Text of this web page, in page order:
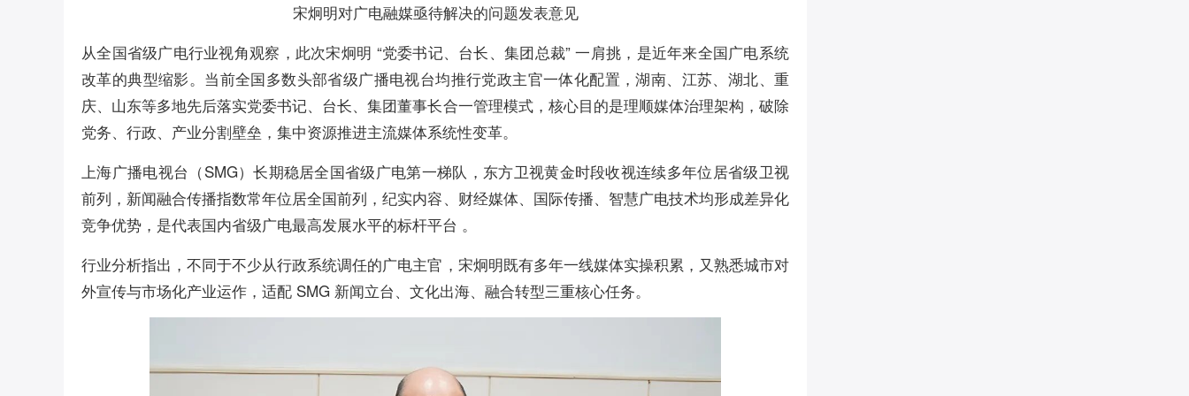
宋炯明对广电融媒亟待解决的问题发表意见
从全国省级广电行业视角观察，此次宋炯明 “党委书记、台长、集团总裁” 一肩挑，是近年来全国广电系统
改革的典型缩影。当前全国多数头部省级广播电视台均推行党政主官一体化配置，湖南、江苏、湖北、重
庆、山东等多地先后落实党委书记、台长、集团董事长合一管理模式，核心目的是理顺媒体治理架构，破除
党务、行政、产业分割壁垒，集中资源推进主流媒体系统性变革。
上海广播电视台（SMG）长期稳居全国省级广电第一梯队，东方卫视黄金时段收视连续多年位居省级卫视
前列，新闻融合传播指数常年位居全国前列，纪实内容、财经媒体、国际传播、智慧广电技术均形成差异化
竞争优势，是代表国内省级广电最高发展水平的标杆平台 。
行业分析指出，不同于不少从行政系统调任的广电主官，宋炯明既有多年一线媒体实操积累，又熟悉城市对
外宣传与市场化产业运作，适配 SMG 新闻立台、文化出海、融合转型三重核心任务。